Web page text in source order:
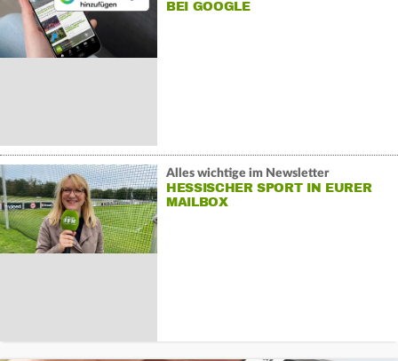
BEI GOOGLE
Alles wichtige im Newsletter
HESSISCHER SPORT IN EURER
MAILBOX